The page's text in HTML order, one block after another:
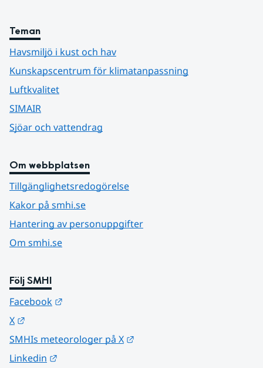
Teman
Havsmiljö i kust och hav
Kunskapscentrum för klimatanpassning
Luftkvalitet
SIMAIR
Sjöar och vattendrag
Om webbplatsen
Tillgänglighetsredogörelse
Kakor på smhi.se
Hantering av personuppgifter
Om smhi.se
Följ SMHI
Facebook
X
SMHIs meteorologer på X
Linkedin